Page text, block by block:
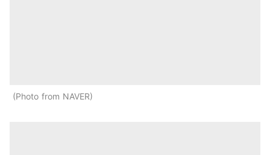
Photo from NAVER